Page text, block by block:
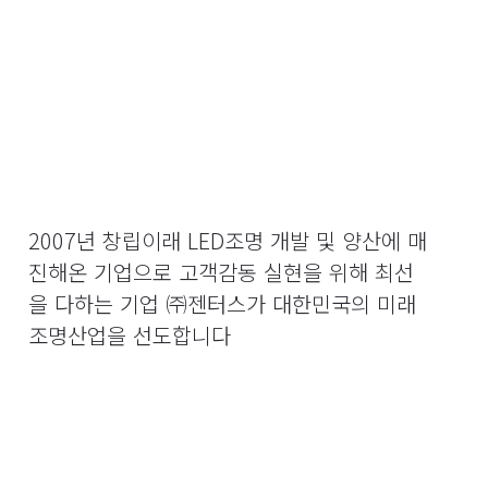
2007년 창립이래 LED조명 개발 및 양산에 매
진해온 기업으로 고객감동 실현을 위해 최선
을 다하는 기업 ㈜젠터스가 대한민국의 미래
조명산업을 선도합니다